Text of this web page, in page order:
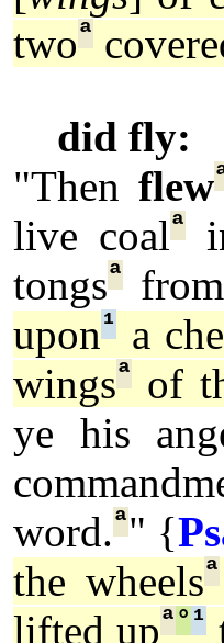
twoª
did fly:
"Thenflew
live coalª
tongsª
upon¹ a
wingsª of
ye his
word.ª" {
the wheelsª
lifted upª° ¹